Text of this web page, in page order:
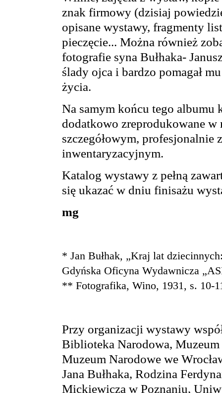
znak firmowy (dzisiaj
opisane wystawy, fragmenty
pieczęcie... Można również
fotografie syna Bułhaka-
ślady ojca i bardzo pomagał
życia.
Na samym końcu tego albumu
dodatkowo zreprodukowane w
szczegółowym,
inwentaryzacyjnym.
Katalog wystawy z pełną
się ukazać w dniu finisażu
mg
* Jan Bułhak, „Kraj lat
Gdyńska Oficyna Wydawnicza
** Fotografika, Wino, 1931, s. 10-
Przy organizacji wystawy
Biblioteka Narodowa,
Muzeum Narodowe we
Jana Bułhaka, Rodzina
Mickiewicza w Poznaniu,